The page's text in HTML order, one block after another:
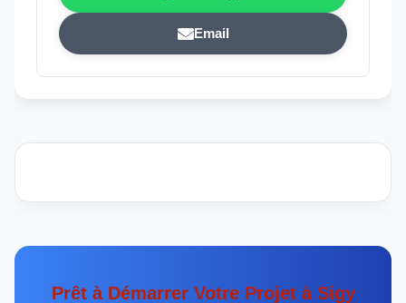
Email
Prêt à Démarrer Votre Projet à Sigy